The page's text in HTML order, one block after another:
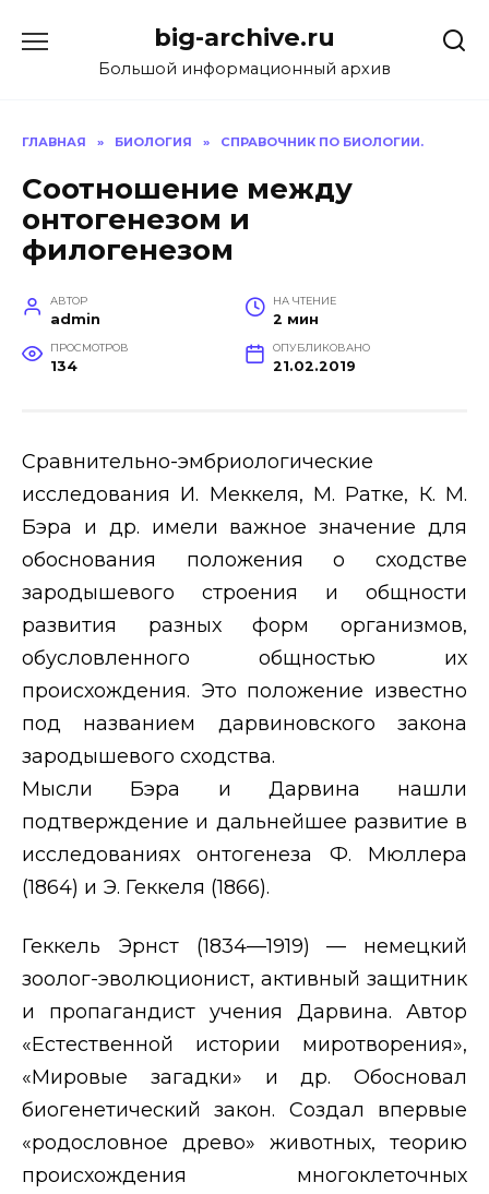
содержанию
big-archive.ru
Большой информационный архив
ГЛАВНАЯ » БИОЛОГИЯ » СПРАВОЧНИК ПО БИОЛОГИИ.
Соотношение между
онтогенезом и
филогенезом
АВТОР
admin
НА ЧТЕНИЕ
2 мин
ПРОСМОТРОВ
134
ОПУБЛИКОВАНО
21.02.2019
Сравнительно-эмбриологические
исследования И. Меккеля, М. Ратке, К. М.
Бэра и др. имели важное значение для
обоснования положения о сходстве
зародышевого строения и общности
развития разных форм организмов,
обусловленного общностью их
происхождения. Это положение известно
под названием дарвиновского закона
зародышевого сходства.
Мысли Бэра и Дарвина нашли
подтверждение и дальнейшее развитие в
исследованиях онтогенеза Ф. Мюллера
(1864) и Э. Геккеля (1866).
Геккель Эрнст (1834—1919) — немецкий
зоолог-эволюционист, активный защитник
и пропагандист учения Дарвина. Автор
«Естественной истории миротворения»,
«Мировые загадки» и др. Обосновал
биогенетический закон. Создал впервые
«родословное древо» животных, теорию
происхождения многоклеточных